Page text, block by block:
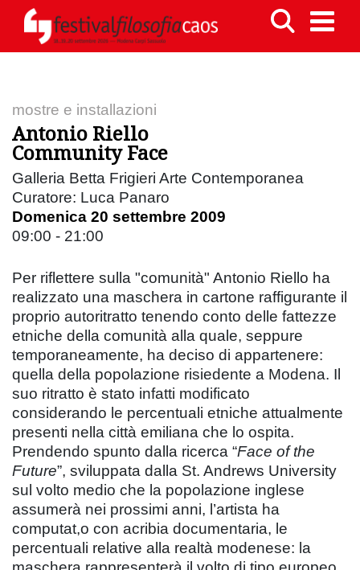
mostre e installazioni
Antonio Riello
Community Face
Galleria Betta Frigieri Arte Contemporanea
Curatore: Luca Panaro
Domenica 20 settembre 2009
09:00 - 21:00
Per riflettere sulla "comunità" Antonio Riello ha
realizzato una maschera in cartone raffigurante il
proprio autoritratto tenendo conto delle fattezze
etniche della comunità alla quale, seppure
temporaneamente, ha deciso di appartenere:
quella della popolazione risiedente a Modena. Il
suo ritratto è stato infatti modificato
considerando le percentuali etniche attualmente
presenti nella città emiliana che lo ospita.
Prendendo spunto dalla ricerca “Face of the
Future”, sviluppata dalla St. Andrews University
sul volto medio che la popolazione inglese
assumerà nei prossimi anni, l’artista ha
computat,o con acribia documentaria, le
percentuali relative alla realtà modenese: la